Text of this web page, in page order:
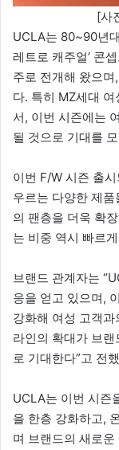
[사
UCLA는 80~90년
레트로 캐주얼’ 콘
주로 전개해 왔으
다. 특히 MZ세대
서, 이번 시즌에는
될 것으로 기대를
이번 F/W 시즌 출
우르는 다양한 제
의 팬층을 더욱 확
는 비중 역시 빠르
브랜드 관계자는
응을 얻고 있으며,
강화해 여성 고객과
라인의 확대가 브
로 기대한다”고 전
UCLA는 이번 시즌
을 한층 강화하고,
며 브랜드의 새로